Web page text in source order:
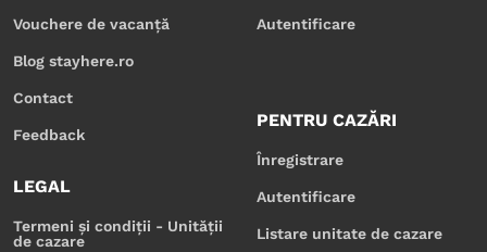
Vouchere de vacanță
Blog stayhere.ro
Contact
Feedback
LEGAL
Termeni și condiții - Unității
de cazare
Autentificare
PENTRU CAZĂRI
Înregistrare
Autentificare
Listare unitate de cazare